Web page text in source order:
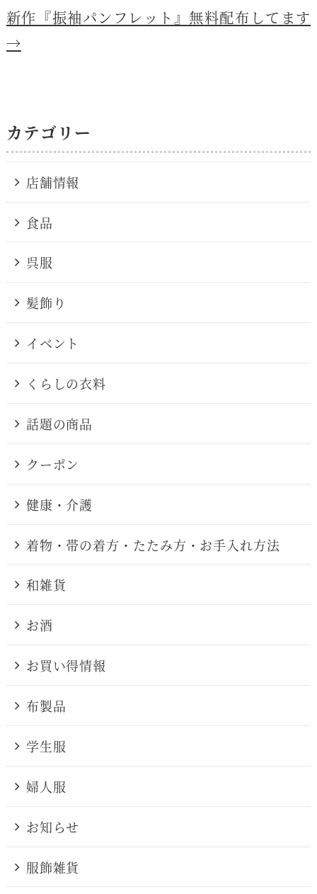
o
新作『振袖パンフレット』無料配布してます
→
カテゴリー
店舗情報
食品
呉服
髪飾り
イベント
くらしの衣料
話題の商品
クーポン
健康・介護
着物・帯の着方・たたみ方・お手入れ方法
和雑貨
お酒
お買い得情報
布製品
学生服
婦人服
お知らせ
服飾雑貨